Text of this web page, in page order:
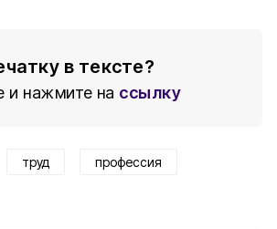
в тексте?
и нажмите на ссылку
труд профессия